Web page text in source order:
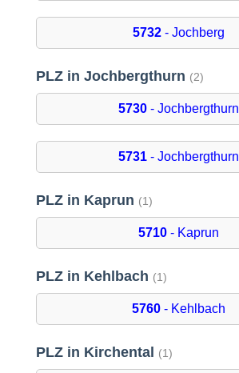
5732 - Jochberg
PLZ in Jochbergthurn (2)
5730 - Jochbergthurn
5731 - Jochbergthurn
PLZ in Kaprun (1)
5710 - Kaprun
PLZ in Kehlbach (1)
5760 - Kehlbach
PLZ in Kirchental (1)